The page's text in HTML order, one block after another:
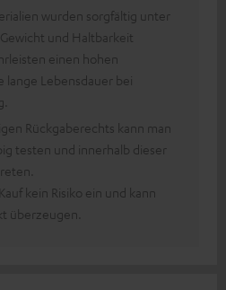
wurden sorgfältig unter
und Haltbarkeit
einen hohen
Lebensdauer bei
Rückgaberechts kann man
testen und innerhalb dieser
kein Risiko ein und kann
überzeugen.